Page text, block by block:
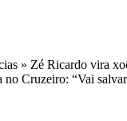
» Zé Ricardo vira
no Cruzeiro: “Vai